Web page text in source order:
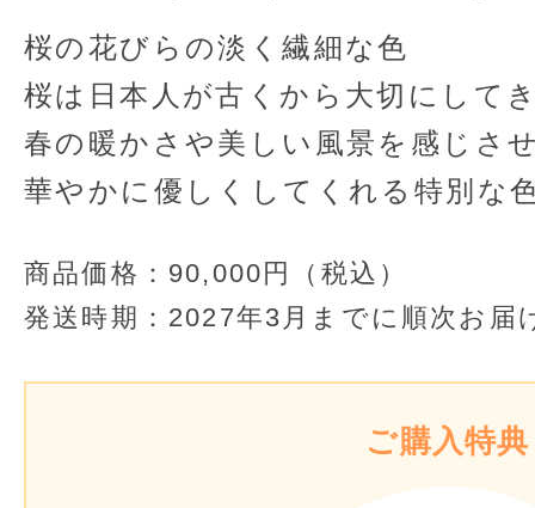
桜の花びらの淡く繊細な色
桜は日本人が古くから大切にして
春の暖かさや美しい風景を感じさ
華やかに優しくしてくれる特別な
商品価格： 90,000円（税込）
発送時期： 2027年3月までに順次お届
ご購入特典